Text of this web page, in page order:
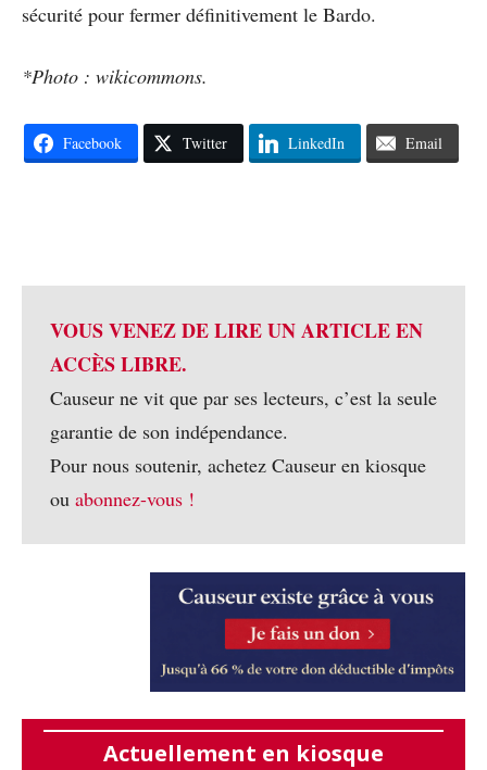
sécurité pour fermer définitivement le Bardo.
*Photo : wikicommons.
Facebook Twitter LinkedIn Email
VOUS VENEZ DE LIRE UN ARTICLE EN
ACCÈS LIBRE.
Causeur ne vit que par ses lecteurs, c’est la seule
garantie de son indépendance.
Pour nous soutenir, achetez Causeur en kiosque
ou abonnez-vous !
Actuellement en kiosque